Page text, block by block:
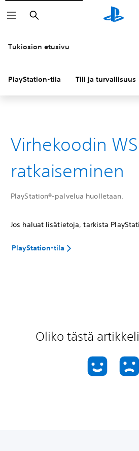
Haku
Tukiosion etusivu
PlayStation-tila Tili ja turvallisuus
Virhekoodin
ratkaiseminen
PlayStation®-palvelua huolletaan.
Jos haluat lisätietoja, tarkista
PlayStation-tila
Oliko tästä